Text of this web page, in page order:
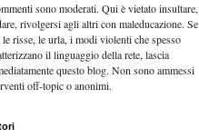
sono moderati. Qui è vietato insultare,
rivolgersi agli altri con maleducazione. Se
le risse, le urla, i modi violenti che spesso
il linguaggio della rete, lascia
questo blog. Non sono ammessi
off-topic o anonimi.